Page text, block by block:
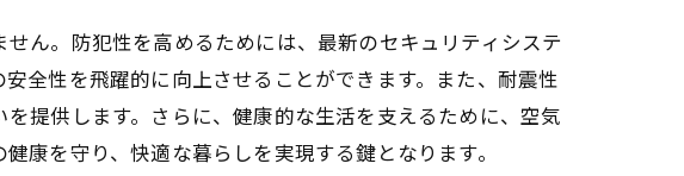
紹介
ん。防犯性を高めるためには、最新のセキュリティシステ
全性を飛躍的に向上させることができます。また、耐震性
提供します。さらに、健康的な生活を支えるために、空気
康を守り、快適な暮らしを実現する鍵となります。